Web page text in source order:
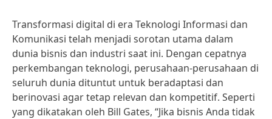
Transformasi digital di era Teknologi Informasi dan
Komunikasi telah menjadi sorotan utama dalam
dunia bisnis dan industri saat ini. Dengan cepatnya
perkembangan teknologi, perusahaan-perusahaan di
seluruh dunia dituntut untuk beradaptasi dan
berinovasi agar tetap relevan dan kompetitif. Seperti
yang dikatakan oleh Bill Gates, “Jika bisnis Anda tidak